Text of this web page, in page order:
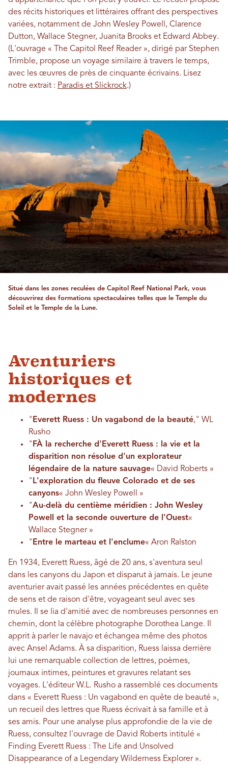
des récits historiques et littéraires offrant des perspectives
variées, notamment de John Wesley Powell, Clarence
Dutton, Wallace Stegner, Juanita Brooks et Edward Abbey.
(L'ouvrage « The Capitol Reef Reader », dirigé par Stephen
Trimble, propose un voyage similaire à travers le temps,
avec les œuvres de près de cinquante écrivains. Lisez
notre extrait : Paradis et Slickrock.)
Situé dans les zones reculées de Capitol Reef National Park, vous
découvrirez des formations spectaculaires telles que le Temple du
Soleil et le Temple de la Lune.
Aventuriers
historiques et
modernes
" Everett Ruess : Un vagabond de la beauté," WL
Rusho
" FÀ la recherche d'Everett Ruess : la vie et la
disparition non résolue d'un explorateur
légendaire de la nature sauvage« David Roberts »
" L'exploration du fleuve Colorado et de ses
canyons« John Wesley Powell »
"Au-delà du centième méridien : John Wesley
Powell et la seconde ouverture de l'Ouest«
Wallace Stegner »
" Entre le marteau et l'enclume« Aron Ralston
En 1934, Everett Ruess, âgé de 20 ans, s'aventura seul
dans les canyons du Japon et disparut à jamais. Le jeune
aventurier avait passé les années précédentes en quête
de sens et de raison d'être, voyageant seul avec ses
mules. Il se lia d'amitié avec de nombreuses personnes en
chemin, dont la célèbre photographe Dorothea Lange. Il
apprit à parler le navajo et échangea même des photos
avec Ansel Adams. À sa disparition, Ruess laissa derrière
lui une remarquable collection de lettres, poèmes,
journaux intimes, peintures et gravures relatant ses
voyages. L'éditeur W.L. Rusho a rassemblé ces documents
dans « Everett Ruess : Un vagabond en quête de beauté »,
un recueil des lettres que Ruess écrivait à sa famille et à
ses amis. Pour une analyse plus approfondie de la vie de
Ruess, consultez l'ouvrage de David Roberts intitulé «
Finding Everett Ruess : The Life and Unsolved
Disappearance of a Legendary Wilderness Explorer ».